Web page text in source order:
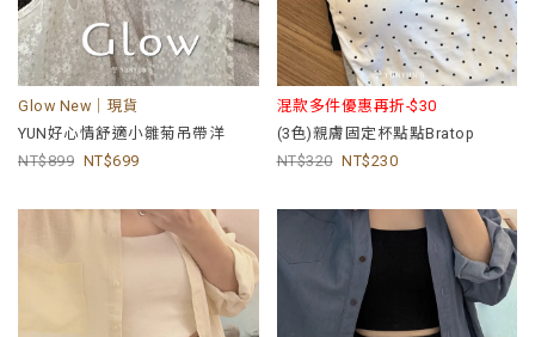
Glow New｜現貨
YUN好心情舒適小雛菊吊帶洋
899
699
混款多件優惠再折-$30
(3色)親膚固定杯點點Bratop
320
230